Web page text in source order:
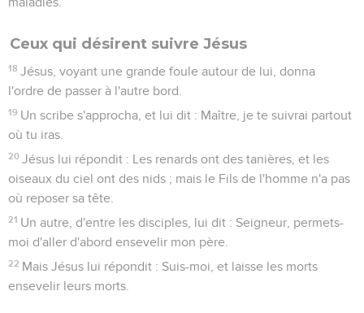
Ceux qui désirent suivre Jésus
18 Jésus, voyant une grande foule autour de lui, donna
l'ordre de passer à l'autre bord.
19 Un scribe s'approcha, et lui dit : Maître, je te suivrai partout
où tu iras.
20 Jésus lui répondit : Les renards ont des tanières, et les
oiseaux du ciel ont des nids ; mais le Fils de l'homme n'a pas
où reposer sa tête.
21 Un autre, d'entre les disciples, lui dit : Seigneur, permets-
moi d'aller d'abord ensevelir mon père.
22 Mais Jésus lui répondit : Suis-moi, et laisse les morts
ensevelir leurs morts.